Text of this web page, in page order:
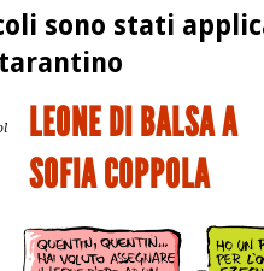
sono stati
LEONE DI BALSA A
SOFIA COPPOLA